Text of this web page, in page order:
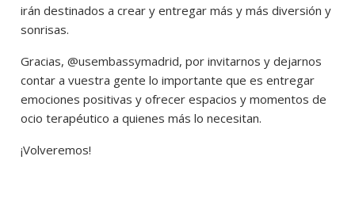
irán destinados a crear y entregar más y más diversión y
sonrisas.
Gracias, @usembassymadrid, por invitarnos y dejarnos
contar a vuestra gente lo importante que es entregar
emociones positivas y ofrecer espacios y momentos de
ocio terapéutico a quienes más lo necesitan.
¡Volveremos!